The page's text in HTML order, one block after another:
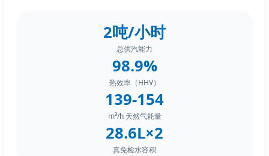
2吨/小时
总供汽能力
98.9%
热效率（HHV）
139-154
m³/h 天然气耗量
28.6L×2
真免检水容积